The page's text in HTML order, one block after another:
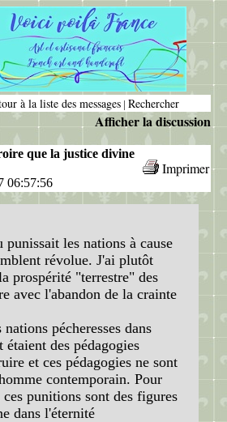
à la liste des messages | Rechercher
Afficher la discussion
que la justice divine
06:57:56
Imprimer
les nations à cause
révolue. J'ai plutôt
prospérité "terrestre" des
avec l'abandon de la crainte
pécheresses dans
étaient des pédagogies
et ces pédagogies ne sont
contemporain. Pour
punitions sont des figures
dans l'éternité